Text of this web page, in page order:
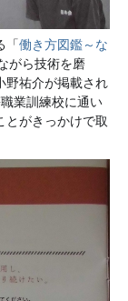
「働き方図鑑～な
がら技術を磨
野祐介が掲載され
業訓練校に通い
とがきっかけで取